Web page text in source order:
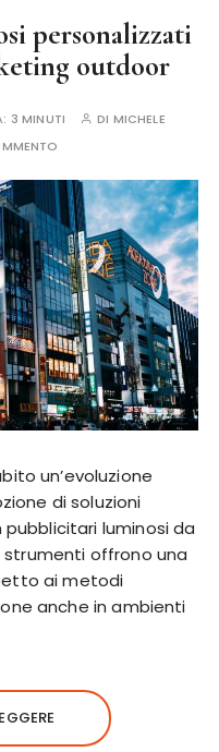
personalizzati
outdoor
3 MINUTI DI MICHELE
un’evoluzione
di soluzioni
luminosi da
offrono una
ai metodi
anche in ambienti